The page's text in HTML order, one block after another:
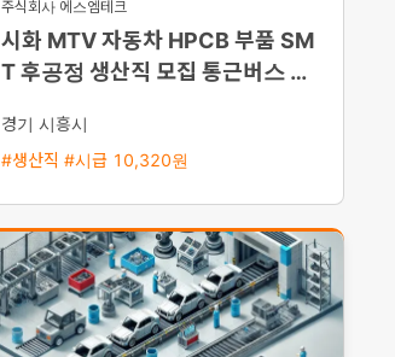
주식회사 에스엠테크
시화 MTV 자동차 HPCB 부품 SM
T 후공정 생산직 모집 통근버스 운
경기 시흥시
#생산직 #시급 10,320원